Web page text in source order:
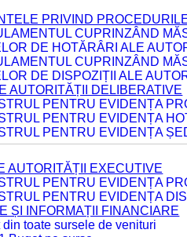
PRIVIND
CUPRINZÂND
DE HOTĂRÂRI ALE
CUPRINZÂND
DE DISPOZIȚII ALE
AUTORITĂȚII DELIBERATIVE
PENTRU EVIDENȚA
PENTRU EVIDENȚA
PENTRU EVIDENȚA
AUTORITĂȚII EXECUTIVE
PENTRU EVIDENȚA
PENTRU EVIDENȚA
ȘI INFORMAȚII FINANCIARE
din toate sursele de venituri